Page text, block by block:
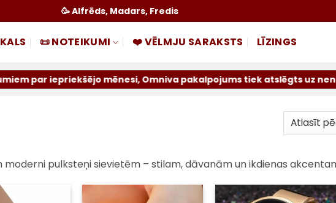
🥳 Alfrēds, Madars, Fredis
📜 NOTEIKUMI ❤️ VĒLMJU SARAKSTS LĪZINGS
iepriekšējo mēnesi, Omniva pakalpojums tiek atslēgts uz
moderni pulksteņi sievietēm – stilam, dāvanām un ikdienas